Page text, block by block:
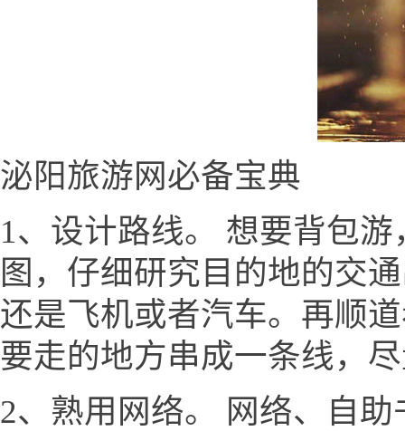
泌阳旅游网必备宝典
1、设计路线。 想要背包
图，仔细研究目的地的交
还是飞机或者汽车。再顺
要走的地方串成一条线，
2、熟用网络。 网络、自